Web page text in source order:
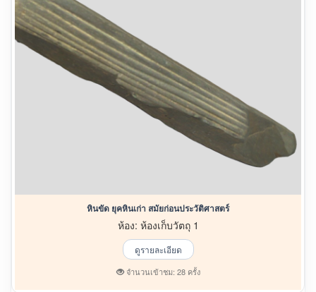
หินขัด ยุคหินเก่า สมัยก่อนประวัติศาสตร์
ห้อง: ห้องเก็บวัตถุ 1
ดูรายละเอียด
จำนวนเข้าชม: 28 ครั้ง